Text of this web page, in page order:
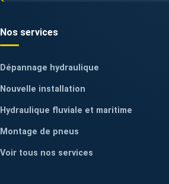
Nos services
Dépannage hydraulique
Nouvelle installation
Hydraulique fluviale et maritime
Montage de pneus
Voir tous nos services